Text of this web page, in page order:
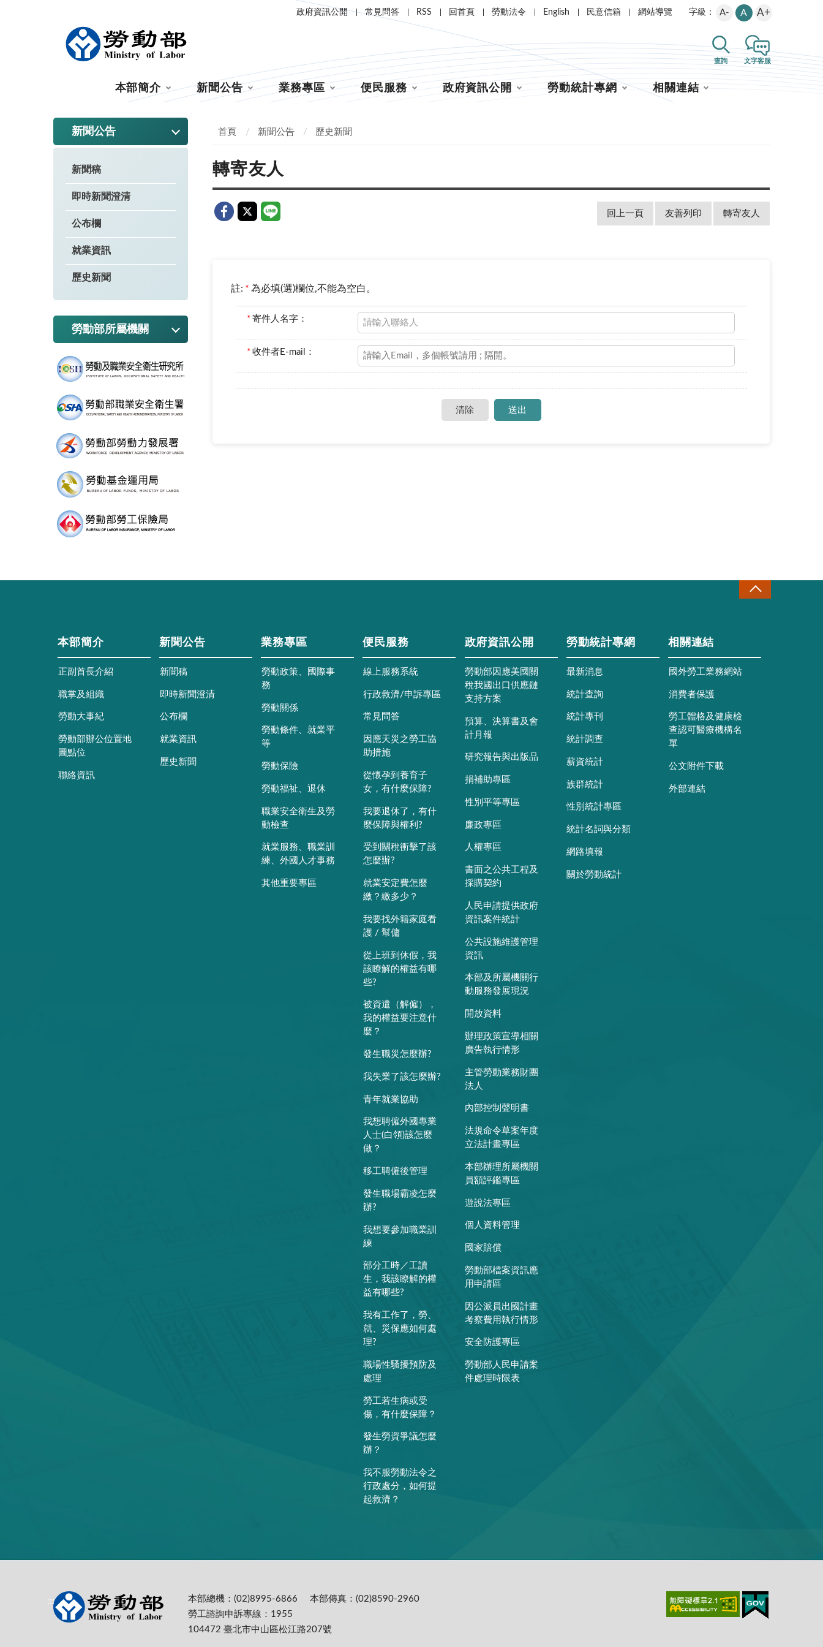
政府資訊公開 常見問答 RSS 回首頁 勞動法令 English 民意信箱 網站導覽 字級： A- A A+
查詢 文字客服
本部簡介 新聞公告 業務專區 便民服務 政府資訊公開 勞動統計專網 相關連結
新聞公告
新聞稿
即時新聞澄清
公布欄
就業資訊
歷史新聞
勞動部所屬機關
首頁 新聞公告 歷史新聞
轉寄友人
回上一頁 友善列印 轉寄友人
註: * 為必填(選)欄位,不能為空白。
* 寄件人名字：
* 收件者E-mail：
本部簡介
正副首長介紹
職掌及組織
勞動大事紀
勞動部辦公位置地
圖點位
聯絡資訊
新聞公告
新聞稿
即時新聞澄清
公布欄
就業資訊
歷史新聞
業務專區
勞動政策、國際事
務
勞動關係
勞動條件、就業平
等
勞動保險
勞動福祉、退休
職業安全衛生及勞
動檢查
就業服務、職業訓
練、外國人才事務
其他重要專區
便民服務
線上服務系統
行政救濟/申訴專區
常見問答
因應天災之勞工協
助措施
從懷孕到養育子
女，有什麼保障?
我要退休了，有什
麼保障與權利?
受到關稅衝擊了該
怎麼辦?
就業安定費怎麼
繳？繳多少？
我要找外籍家庭看
護 / 幫傭
從上班到休假，我
該瞭解的權益有哪
些?
被資遣（解僱），
我的權益要注意什
麼？
發生職災怎麼辦?
我失業了該怎麼辦?
青年就業協助
我想聘僱外國專業
人士(白領)該怎麼
做？
移工聘僱後管理
發生職場霸凌怎麼
辦?
我想要參加職業訓
練
部分工時／工讀
生，我該瞭解的權
益有哪些?
我有工作了，勞、
就、災保應如何處
理?
職場性騷擾預防及
處理
勞工若生病或受
傷，有什麼保障？
發生勞資爭議怎麼
辦？
我不服勞動法令之
行政處分，如何提
起救濟？
政府資訊公開
勞動部因應美國關
稅我國出口供應鏈
支持方案
預算、決算書及會
計月報
研究報告與出版品
捐補助專區
性別平等專區
廉政專區
人權專區
書面之公共工程及
採購契約
人民申請提供政府
資訊案件統計
公共設施維護管理
資訊
本部及所屬機關行
動服務發展現況
開放資料
辦理政策宣導相關
廣告執行情形
主管勞動業務財團
法人
內部控制聲明書
法規命令草案年度
立法計畫專區
本部辦理所屬機關
員額評鑑專區
遊說法專區
個人資料管理
國家賠償
勞動部檔案資訊應
用申請區
因公派員出國計畫
考察費用執行情形
安全防護專區
勞動部人民申請案
件處理時限表
勞動統計專網
最新消息
統計查詢
統計專刊
統計調查
薪資統計
族群統計
性別統計專區
統計名詞與分類
網路填報
關於勞動統計
相關連結
國外勞工業務網站
消費者保護
勞工體格及健康檢
查認可醫療機構名
單
公文附件下載
外部連結
::: 本部總機：(02)8995-6866
本部傳真：(02)8590-2960
勞工諮詢申訴專線：1955
104472 臺北市中山區松江路207號